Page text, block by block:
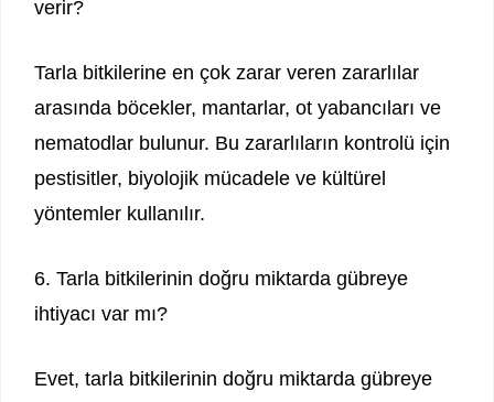
verir?
Tarla bitkilerine en çok zarar veren zararlılar
arasında böcekler, mantarlar, ot yabancıları ve
nematodlar bulunur. Bu zararlıların kontrolü için
pestisitler, biyolojik mücadele ve kültürel
yöntemler kullanılır.
6. Tarla bitkilerinin doğru miktarda gübreye
ihtiyacı var mı?
Evet, tarla bitkilerinin doğru miktarda gübreye